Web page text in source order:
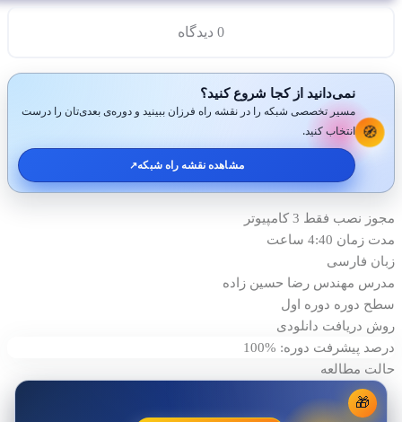
0 دیدگاه
🧭
نمی‌دانید از کجا شروع کنید؟
مسیر تخصصی شبکه را در نقشه راه فرزان ببینید و دوره‌ی بعدی‌تان را درست
انتخاب کنید.
مشاهده نقشه راه شبکه↗️
مجوز نصب فقط 3 کامپیوتر
مدت زمان 4:40 ساعت
زبان فارسی
مدرس مهندس رضا حسين زاده
سطح دوره دوره اول
روش دریافت دانلودی
درصد پیشرفت دوره: %100
حالت مطالعه
🎁